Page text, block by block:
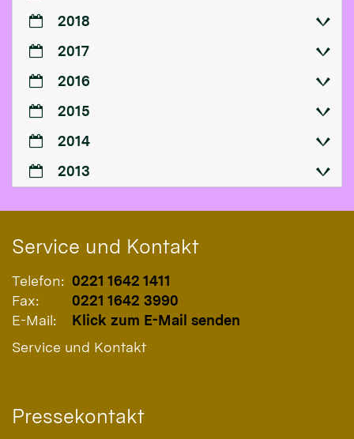
2018
2017
2016
2015
2014
2013
Service und Kontakt
Telefon: 0221 1642 1411
Fax:
0221 1642 3990
E-Mail:
Klick zum E-Mail senden
Service und Kontakt
Pressekontakt